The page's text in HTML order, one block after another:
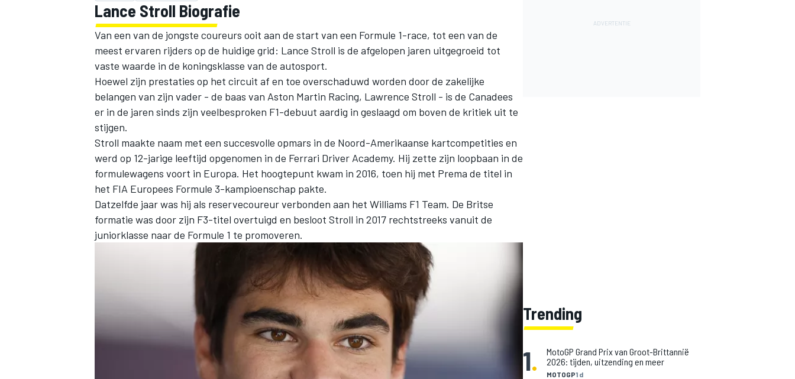
MOTOGP
Lance Stroll Biografie
Van een van de jongste coureurs ooit aan de start van een Formule 1-race, tot een van de
meest ervaren rijders op de huidige grid: Lance Stroll is de afgelopen jaren uitgegroeid tot
vaste waarde in de koningsklasse van de autosport.
Hoewel zijn prestaties op het circuit af en toe overschaduwd worden door de zakelijke
belangen van zijn vader - de baas van Aston Martin Racing, Lawrence Stroll - is de Canadees
er in de jaren sinds zijn veelbesproken F1-debuut aardig in geslaagd om boven de kritiek uit te
stijgen.
Stroll maakte naam met een succesvolle opmars in de Noord-Amerikaanse kartcompetities en
werd op 12-jarige leeftijd opgenomen in de Ferrari Driver Academy. Hij zette zijn loopbaan in de
formulewagens voort in Europa. Het hoogtepunt kwam in 2016, toen hij met Prema de titel in
het FIA Europees Formule 3-kampioenschap pakte.
Datzelfde jaar was hij als reservecoureur verbonden aan het Williams F1 Team. De Britse
formatie was door zijn F3-titel overtuigd en besloot Stroll in 2017 rechtstreeks vanuit de
juniorklasse naar de Formule 1 te promoveren.
Trending
1. MOTOGP1 d
MotoGP Grand Prix van Groot-Brittannië
2026: tijden, uitzending en meer